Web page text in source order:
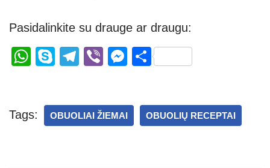
Pasidalinkite su drauge ar draugu:
W
s
S
e
T
gr
a
Vi
M
e
n
S
e
Tags: OBUOLIAI ŽIEMAI OBUOLIŲ RECEPTAI